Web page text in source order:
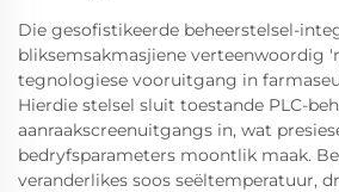
Die gesofistikeerde beheerstelsel-
bliksemsakmasjiene verteenwoordig
tegnologiese vooruitgang in
Hierdie stelsel sluit toestande PLC-
aanraakscreenuitgangs in, wat
bedryfsparameters moontlik maak.
veranderlikes soos seëltemperatuur,